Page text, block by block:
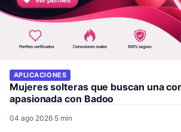
APLICACIONES
Mujeres solteras que buscan una
apasionada con Badoo
04 ago 2026·5 min